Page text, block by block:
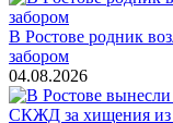
В Ростове родник
забором
04.08.2026